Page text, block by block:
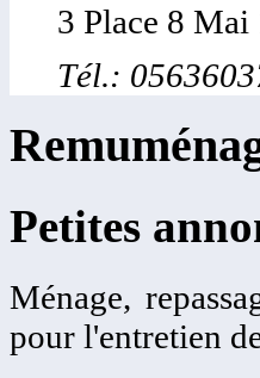
3 Place 8
Tél.:
Petites
Ménage,
pour l'entretien